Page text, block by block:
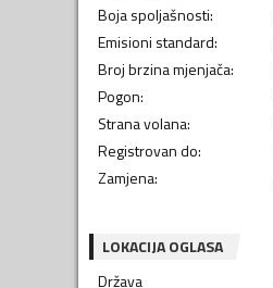
Boja spoljašnosti:
Emisioni standard:
Broj brzina mjenjača:
Pogon:
Strana volana:
Registrovan do:
Zamjena:
LOKACIJA OGLASA
Država